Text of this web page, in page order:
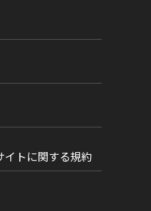
イトに関する規約